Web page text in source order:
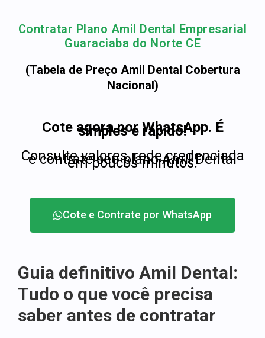
Contratar Plano Amil Dental Empresarial
Guaraciaba do Norte CE
(Tabela de Preço Amil Dental Cobertura
Nacional)
Cote agora por WhatsApp. É
simples e rápido!
Consulte valores, rede credenciada
e contrate seu plano Amil Dental
em poucos minutos.
Cote e Contrate por WhatsApp
Guia definitivo Amil Dental:
Tudo o que você precisa
saber antes de contratar